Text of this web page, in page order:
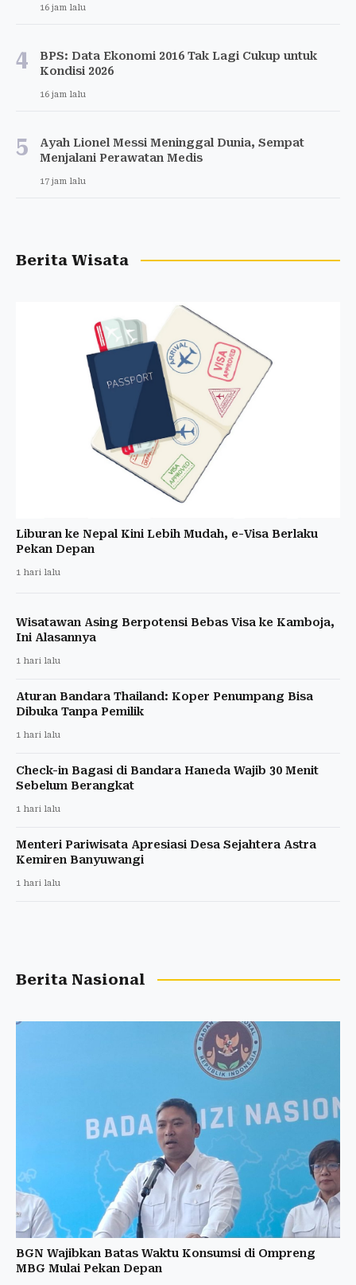
16 jam lalu
4
BPS: Data Ekonomi 2016 Tak Lagi Cukup untuk
Kondisi 2026
16 jam lalu
5
Ayah Lionel Messi Meninggal Dunia, Sempat
Menjalani Perawatan Medis
17 jam lalu
Berita Wisata
Liburan ke Nepal Kini Lebih Mudah, e-Visa Berlaku
Pekan Depan
1 hari lalu
Wisatawan Asing Berpotensi Bebas Visa ke Kamboja,
Ini Alasannya
1 hari lalu
Aturan Bandara Thailand: Koper Penumpang Bisa
Dibuka Tanpa Pemilik
1 hari lalu
Check-in Bagasi di Bandara Haneda Wajib 30 Menit
Sebelum Berangkat
1 hari lalu
Menteri Pariwisata Apresiasi Desa Sejahtera Astra
Kemiren Banyuwangi
1 hari lalu
Berita Nasional
BGN Wajibkan Batas Waktu Konsumsi di Ompreng
MBG Mulai Pekan Depan